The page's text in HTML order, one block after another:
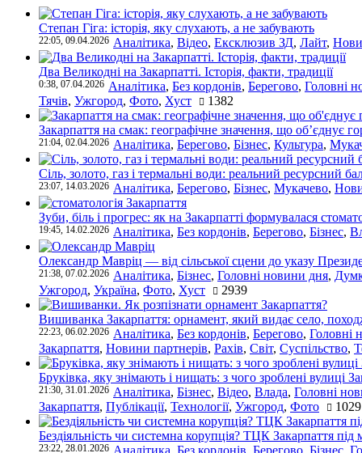
Степан Гіга: історія, яку слухають, а не забувають
22:05, 09.04.2026 Аналітика, Відео, Ексклюзив ЗД, Лайт,
Два Великодні на Закарпатті. Історія, факти, традиції
0:38, 07.04.2026 Аналітика, Без кордонів, Берегово, Головні
Тячів, Ужгород, Фото, Хуст 1382
Закарпаття на смак: географічне значення, що об’єднує
21:04, 02.04.2026 Аналітика, Берегово, Бізнес, Культура,
Сіль, золото, газ і термальні води: реальний ресурсний
23:07, 14.03.2026 Аналітика, Берегово, Бізнес, Мукачево,
Зуби, біль і прогрес: як на Закарпатті формувалася
19:45, 14.02.2026 Аналітика, Без кордонів, Берегово, Бізнес,
Олександр Мавріц — від сільської сцени до указу
21:38, 07.02.2026 Аналітика, Бізнес, Головні новини дня,
Ужгород, Україна, Фото, Хуст 2939
Вишиванка Закарпаття: орнамент, який видає село,
22:23, 06.02.2026 Аналітика, Без кордонів, Берегово, Головні
Закарпаття, Новини партнерів, Рахів, Світ, Суспільство,
Бруківка, яку знімають і нищать: з чого зроблені вулиці
21:30, 31.01.2026 Аналітика, Бізнес, Відео, Влада, Головні
Закарпаття, Публікації, Технології, Ужгород, Фото 1029
Бездіяльність чи системна корупція? ТЦК Закарпаття
23:22, 28.01.2026